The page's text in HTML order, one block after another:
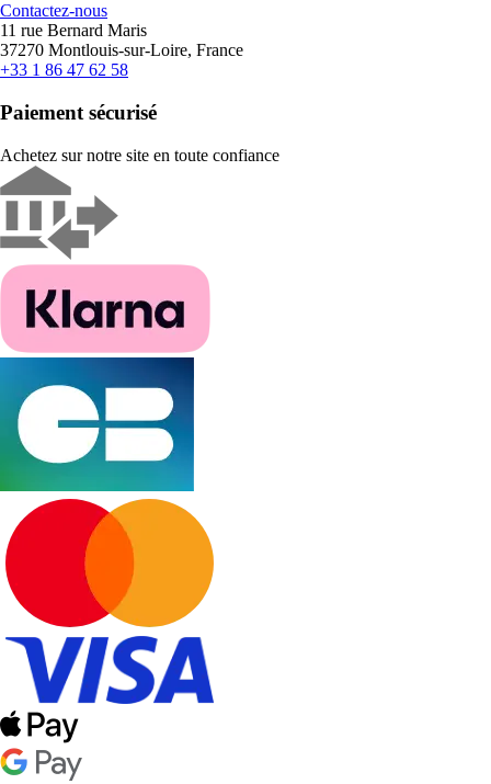
Contactez-nous
11 rue Bernard Maris
37270 Montlouis-sur-Loire, France
+33 1 86 47 62 58
Paiement sécurisé
Achetez sur notre site en toute confiance